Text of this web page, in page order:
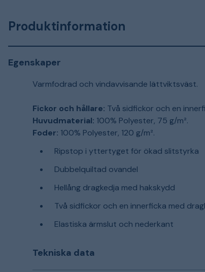
Produktinformation
Egenskaper
Varmfodrad och vindavvisande lättviktsväst.
Fickor och hållare: Två sidfickor och en
Huvudmaterial: 100% Polyester, 75 g/m².
Foder: 100% Polyester, 120 g/m².
Ripstop i yttertyget för ökad slitstyrka
Dubbelquiltad ovandel
Hellång dragkedja med hakskydd
Två sidfickor och en innerficka med
Elastiska ärmslut och nederkant
Tekniska data